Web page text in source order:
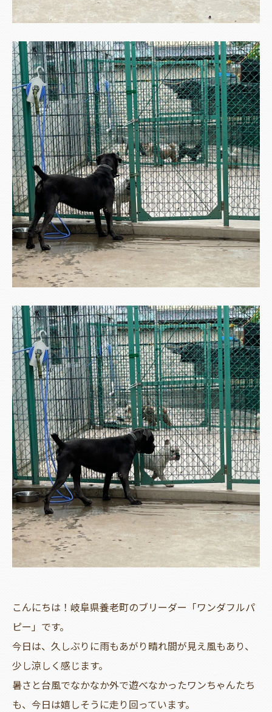
こんにちは！岐阜県養老町のブリーダー「ワンダフルパ
ピー」です。
今日は、久しぶりに雨もあがり晴れ間が見え風もあり、
少し涼しく感じます。
暑さと台風でなかなか外で遊べなかったワンちゃんたち
も、今日は嬉しそうに走り回っています。